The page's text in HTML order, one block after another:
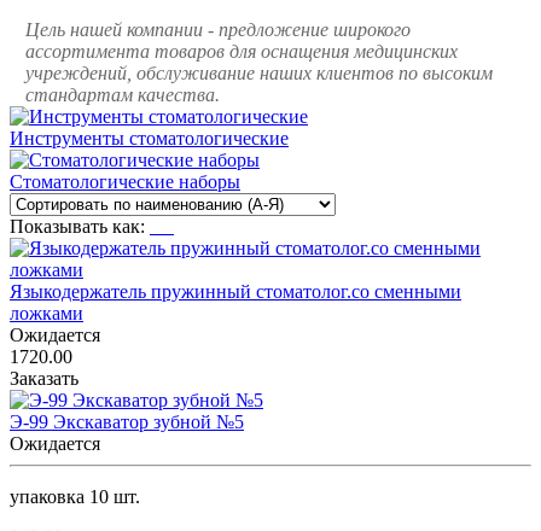
Цель нашей компании - предложение широкого
ассортимента товаров для оснащения медицинских
учреждений, обслуживание наших клиентов по высоким
стандартам качества.
Инструменты стоматологические
Стоматологические наборы
Показывать как:
Языкодержатель пружинный стоматолог.со сменными
ложками
Ожидается
1720.00
Заказать
Э-99 Экскаватор зубной №5
Ожидается
упаковка 10 шт.